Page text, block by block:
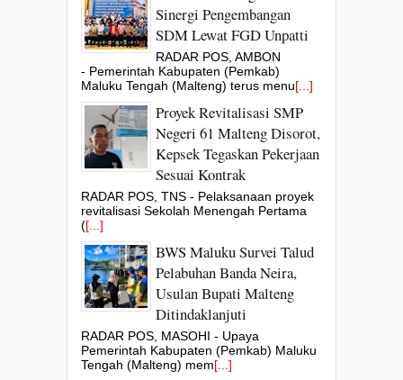
Sinergi Pengembangan
SDM Lewat FGD Unpatti
RADAR POS, AMBON
- Pemerintah Kabupaten (Pemkab)
Maluku Tengah (Malteng) terus menu[...]
Proyek Revitalisasi SMP
Negeri 61 Malteng Disorot,
Kepsek Tegaskan Pekerjaan
Sesuai Kontrak
RADAR POS, TNS - Pelaksanaan proyek
revitalisasi Sekolah Menengah Pertama
([...]
BWS Maluku Survei Talud
Pelabuhan Banda Neira,
Usulan Bupati Malteng
Ditindaklanjuti
RADAR POS, MASOHI - Upaya
Pemerintah Kabupaten (Pemkab) Maluku
Tengah (Malteng) mem[...]